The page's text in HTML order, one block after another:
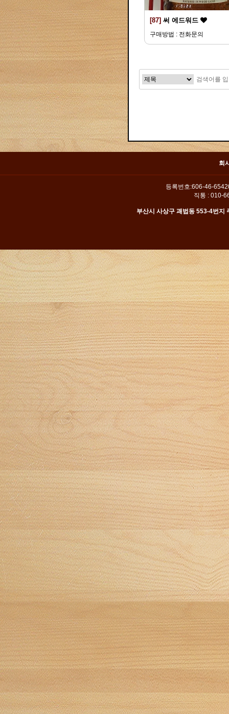
[87] 써 에드워드
구매방법 : 전화문의
회
등록번호:606-46-
직통 : 010-
부산시 사상구 괘법동 553-4번지